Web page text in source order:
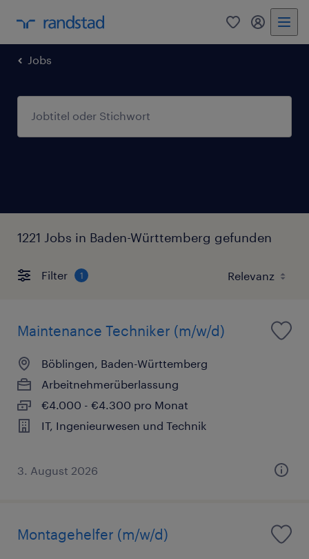
0 Mein
Jobs
1221 Jobs in Baden-Württemberg gefunden
Filter 1
Maintenance Techniker (m/w/d)
Böblingen, Baden-Württemberg
Arbeitnehmerüberlassung
€4.000 - €4.300 pro Monat
IT, Ingenieurwesen und Technik
3. August 2026
Montagehelfer (m/w/d)